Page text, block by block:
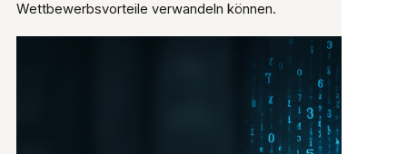
Wettbewerbsvorteile verwandeln können.